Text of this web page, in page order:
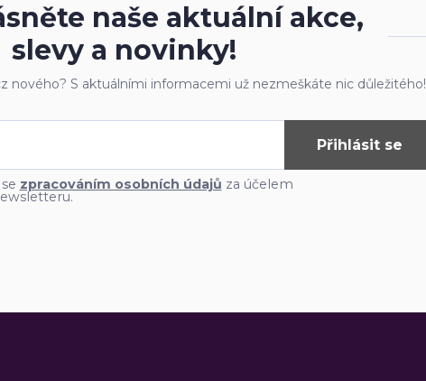
naše aktuální akce,
slevy a novinky!
nového? S aktuálními informacemi už nezmeškáte nic důležitého!
Přihlásit se
zpracováním osobních údajů za účelem